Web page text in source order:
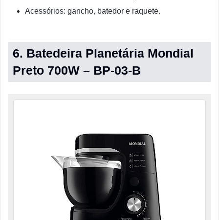
Acessórios: gancho, batedor e raquete.
6. Batedeira Planetária Mondial
Preto 700W – BP-03-B